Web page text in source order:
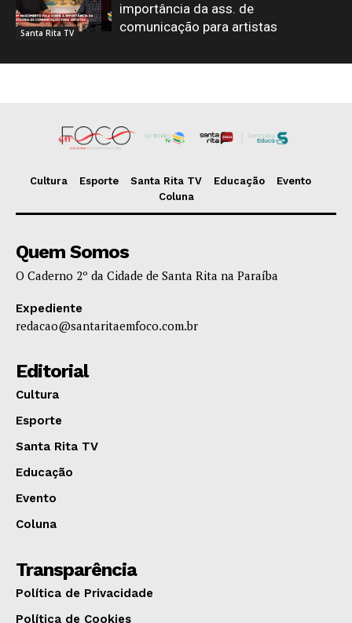
Santa Rita TV
importância da ass. de
comunicação para artistas
Cultura Esporte Santa Rita TV Educação
Evento
Coluna
Quem Somos
O Caderno 2º da Cidade de Santa Rita na Paraíba
Expediente
redacao@santaritaemfoco.com.br
Editorial
Cultura
Esporte
Santa Rita TV
Educação
Evento
Coluna
Transparência
Política de Privacidade
Política de Cookies